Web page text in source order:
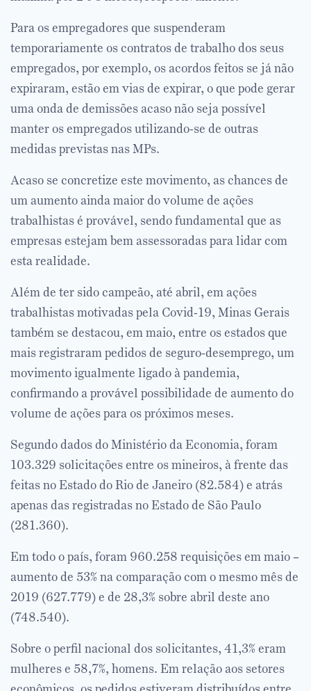
Para os empregadores que suspenderam
temporariamente os contratos de trabalho dos seus
empregados, por exemplo, os acordos feitos se já não
expiraram, estão em vias de expirar, o que pode gerar
uma onda de demissões acaso não seja possível
manter os empregados utilizando-se de outras
medidas previstas nas MPs.
Acaso se concretize este movimento, as chances de
um aumento ainda maior do volume de ações
trabalhistas é provável, sendo fundamental que as
empresas estejam bem assessoradas para lidar com
esta realidade.
Além de ter sido campeão, até abril, em ações
trabalhistas motivadas pela Covid-19, Minas Gerais
também se destacou, em maio, entre os estados que
mais registraram pedidos de seguro-desemprego, um
movimento igualmente ligado à pandemia,
confirmando a provável possibilidade de aumento do
volume de ações para os próximos meses.
Segundo dados do Ministério da Economia, foram
103.329 solicitações entre os mineiros, à frente das
feitas no Estado do Rio de Janeiro (82.584) e atrás
apenas das registradas no Estado de São Paulo
(281.360).
Em todo o país, foram 960.258 requisições em maio –
aumento de 53% na comparação com o mesmo mês de
2019 (627.779) e de 28,3% sobre abril deste ano
(748.540).
Sobre o perfil nacional dos solicitantes, 41,3% eram
mulheres e 58,7%, homens. Em relação aos setores